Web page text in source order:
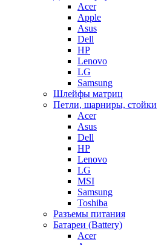
Acer
Apple
Asus
Dell
HP
Lenovo
LG
Samsung
Шлейфы матриц
Петли, шарниры, стойки
Acer
Asus
Dell
HP
Lenovo
LG
MSI
Samsung
Toshiba
Разъемы питания
Батареи (Battery)
Acer